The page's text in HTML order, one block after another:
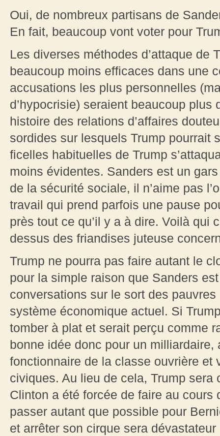
Oui, de nombreux partisans de
En fait, beaucoup vont voter pour
Les diverses méthodes d’attaque de
beaucoup moins efficaces dans une
accusations les plus personnelles
d’hypocrisie) seraient beaucoup
histoire des relations d’affaires
sordides sur lesquels Trump pourrait
ficelles habituelles de Trump
moins évidentes. Sanders est un
de la sécurité sociale, il n’aime pas
travail qui prend parfois une pause
près tout ce qu’il y a à dire. Voilà qui
dessus des friandises juteuse
Trump ne pourra pas faire autant le
pour la simple raison que Sanders
conversations sur le sort des
système économique actuel. Si
tomber à plat et serait perçu comme
bonne idée donc pour un milliardaire,
fonctionnaire de la classe ouvrière et
civiques. Au lieu de cela, Trump sera
Clinton a été forcée de faire au
passer autant que possible pour
et arrêter son cirque sera